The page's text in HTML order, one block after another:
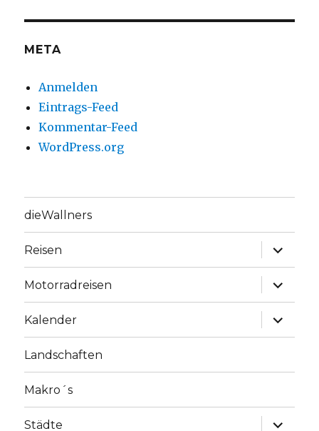
META
Anmelden
Eintrags-Feed
Kommentar-Feed
WordPress.org
dieWallners
Reisen
Motorradreisen
Kalender
Landschaften
Makro´s
Städte